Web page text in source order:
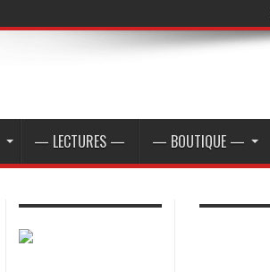
— LECTURES — — BOUTIQUE —